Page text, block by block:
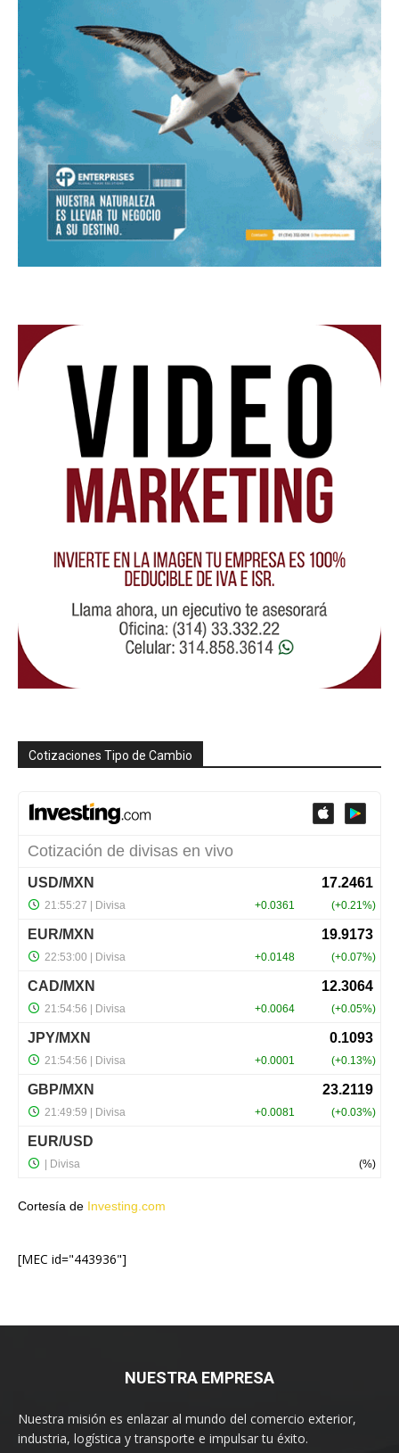
Cotizaciones Tipo de Cambio
Cortesía de Investing.com
[MEC id="443936"]
NUESTRA EMPRESA
Nuestra misión es enlazar al mundo del comercio exterior,
industria, logística y transporte e impulsar tu éxito.